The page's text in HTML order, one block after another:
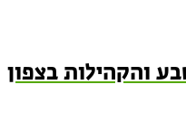
והקהילות בצפון